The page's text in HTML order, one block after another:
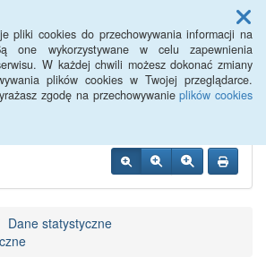
pliki cookies do przechowywania informacji na
one wykorzystywane w celu zapewnienia
W każdej chwili możesz dokonać zmiany
plików cookies w Twojej przeglądarce.
zgodę na przechowywanieplików cookies
Menu
Dane statystyczne